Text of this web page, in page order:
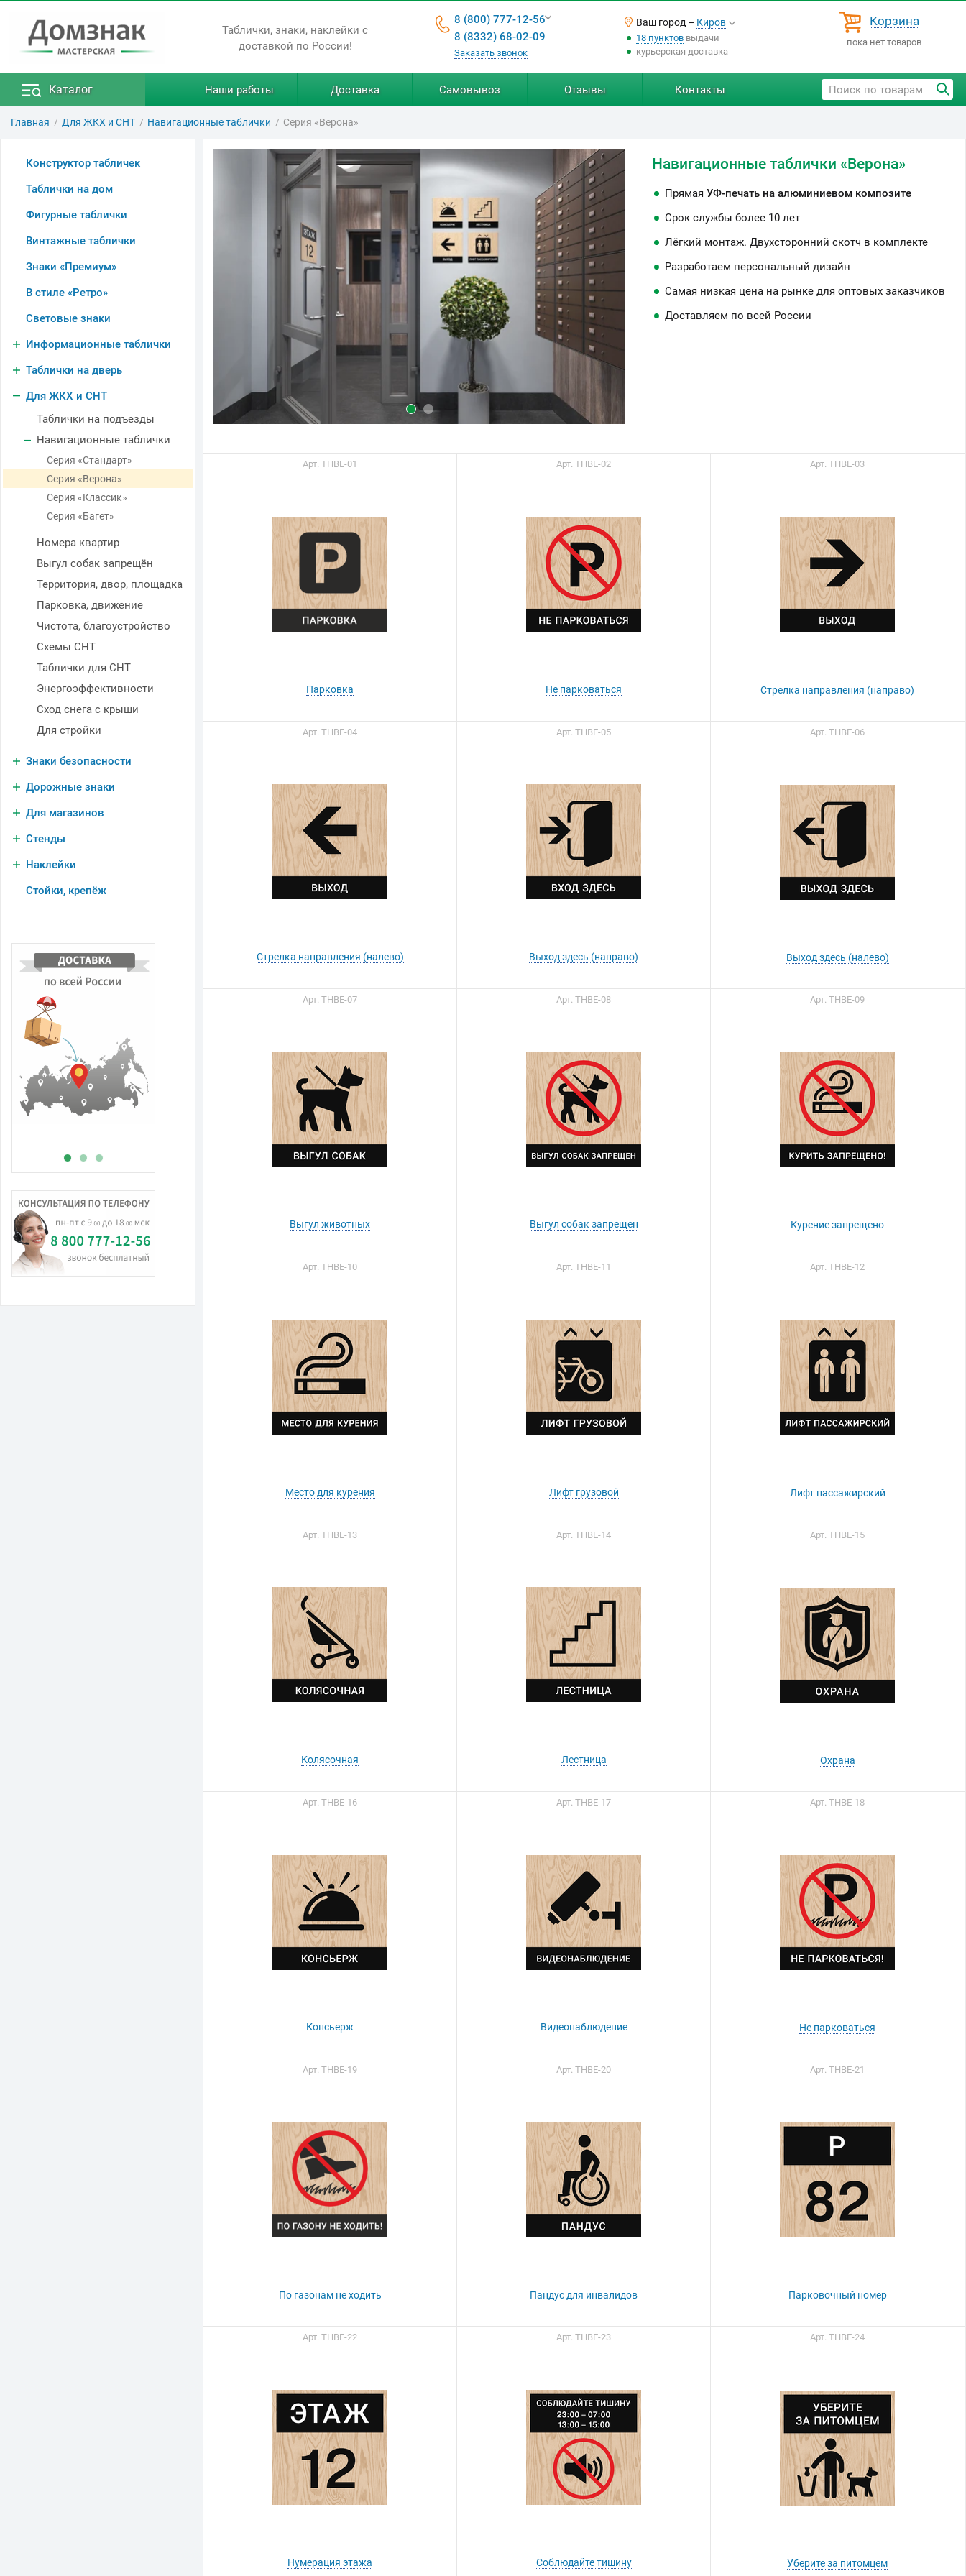
Таблички, знаки, наклейки с
доставкой по России!
8 (800) 777-12-56
8 (8332) 68-02-09
Заказать звонок
Ваш город – Киров
18 пунктоввыдачи
курьерская доставка
Корзина
пока нет товаров
Каталог Наши работы Доставка Самовывоз Отзывы Контакты
Главная Для ЖКХ и СНТ Навигационные таблички Серия «Верона»
Конструктор табличек
Таблички на дом
Фигурные таблички
Винтажные таблички
Знаки «Премиум»
В стиле «Ретро»
Световые знаки
Информационные таблички
Таблички на дверь
Для ЖКХ и СНТ
Таблички на подъезды
Навигационные таблички
Серия «Стандарт»
Серия «Верона»
Серия «Классик»
Серия «Багет»
Номера квартир
Выгул собак запрещён
Территория, двор, площадка
Парковка, движение
Чистота, благоустройство
Схемы СНТ
Таблички для СНТ
Энергоэффективности
Сход снега с крыши
Для стройки
Знаки безопасности
Дорожные знаки
Для магазинов
Стенды
Наклейки
Стойки, крепёж
Вы можете приобрести
нашу продукцию через
Портал поставщиков
Вы можете приобрести
нашу продукцию через
Портал поставщиков
Навигационные таблички «Верона»
ПрямаяУФ-печать на алюминиевом композите
Срок службы более 10 лет
Лёгкий монтаж. Двухсторонний скотч в комплекте
Разработаем персональный дизайн
Самая низкая цена на рынке для оптовых заказчиков
Доставляем по всей России
Арт. ТНВЕ-01
Парковка
Арт. ТНВЕ-02
Не парковаться
Арт. ТНВЕ-03
Стрелка направления (направо)
Арт. ТНВЕ-04
Стрелка направления (налево)
Арт. ТНВЕ-05
Выход здесь (направо)
Арт. ТНВЕ-06
Выход здесь (налево)
Арт. ТНВЕ-07
Выгул животных
Арт. ТНВЕ-08
Выгул собак запрещен
Арт. ТНВЕ-09
Курение запрещено
Арт. ТНВЕ-10
Место для курения
Арт. ТНВЕ-11
Лифт грузовой
Арт. ТНВЕ-12
Лифт пассажирский
Арт. ТНВЕ-13
Колясочная
Арт. ТНВЕ-14
Лестница
Арт. ТНВЕ-15
Охрана
Арт. ТНВЕ-16
Консьерж
Арт. ТНВЕ-17
Видеонаблюдение
Арт. ТНВЕ-18
Не парковаться
Арт. ТНВЕ-19
По газонам не ходить
Арт. ТНВЕ-20
Пандус для инвалидов
Арт. ТНВЕ-21
Парковочный номер
Арт. ТНВЕ-22
Нумерация этажа
Арт. ТНВЕ-23
Соблюдайте тишину
Арт. ТНВЕ-24
Уберите за питомцем